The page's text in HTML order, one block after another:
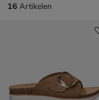
16 artikelen
16 Artikelen